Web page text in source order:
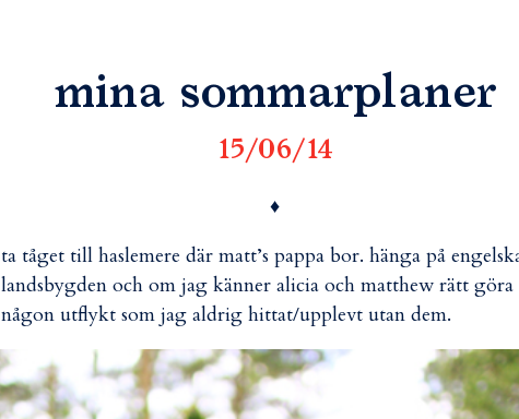
mina sommarplaner
15/06/14
♦
ta tåget till haslemere där matt’s pappa bor. hänga på
landsbygden och om jag känner alicia och matthew rätt göra
någon utflykt som jag aldrig hittat/upplevt utan dem.